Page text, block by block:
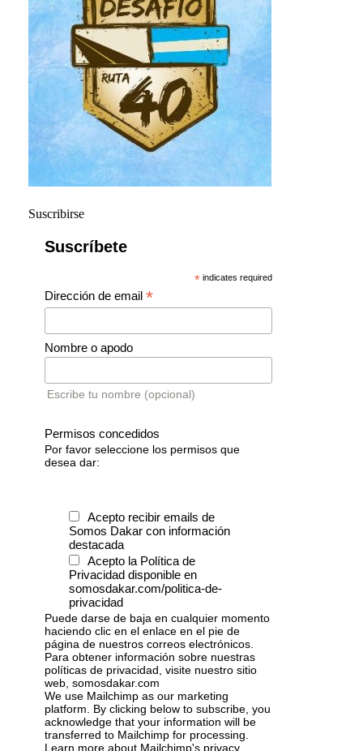
Suscribirse
Suscríbete
* indicates required
Dirección de email *
Nombre o apodo
Escribe tu nombre (opcional)
Permisos concedidos
Por favor seleccione los permisos que
desea dar:
Acepto recibir emails de
Somos Dakar con información
destacada
Acepto la Política de
Privacidad disponible en
somosdakar.com/politica-de-
privacidad
Puede darse de baja en cualquier momento
haciendo clic en el enlace en el pie de
página de nuestros correos electrónicos.
Para obtener información sobre nuestras
políticas de privacidad, visite nuestro sitio
web, somosdakar.com
We use Mailchimp as our marketing
platform. By clicking below to subscribe, you
acknowledge that your information will be
transferred to Mailchimp for processing.
Learn more about Mailchimp's privacy